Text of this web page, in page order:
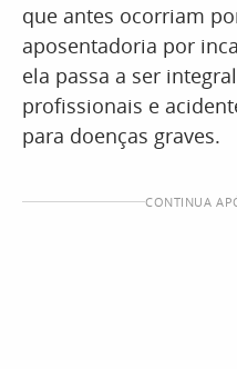
que antes ocorriam
aposentadoria por
ela passa a ser
profissionais e
para doenças graves.
CONTINUA